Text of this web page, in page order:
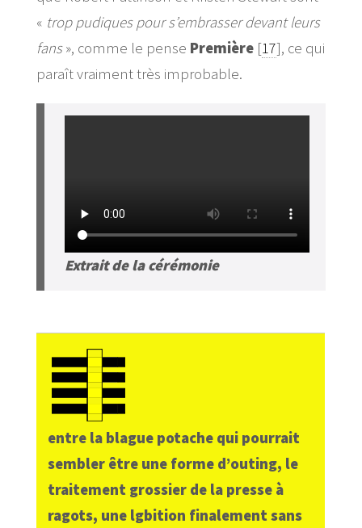
« trop pudiques pour s’embrasser devant leurs
fans», comme le pense Première [17], ce qui
paraît vraiment très improbable.
Extrait de la cérémonie
entre la blague potache qui pourrait
sembler être une forme d’outing, le
traitement grossier de la presse à
ragots, une lgbition finalement sans